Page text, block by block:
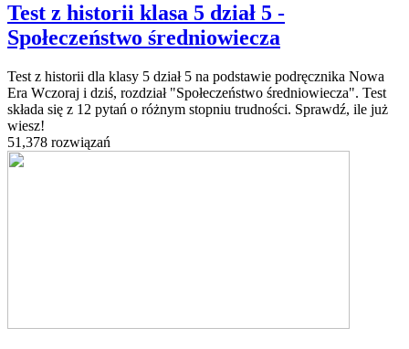
Test z historii klasa 5 dział 5 -
Społeczeństwo średniowiecza
Test z historii dla klasy 5 dział 5 na podstawie podręcznika Nowa
Era Wczoraj i dziś, rozdział "Społeczeństwo średniowiecza". Test
składa się z 12 pytań o różnym stopniu trudności. Sprawdź, ile już
wiesz!
51,378 rozwiązań